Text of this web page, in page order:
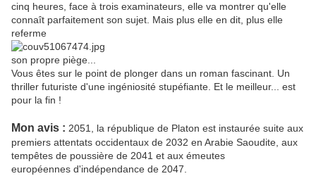
cinq heures, face à trois examinateurs, elle va montrer qu'elle
connaît parfaitement son sujet. Mais plus elle en dit, plus elle
referme
son propre piège...
Vous êtes sur le point de plonger dans un roman fascinant. Un
thriller futuriste d'une ingéniosité stupéfiante. Et le meilleur... est
pour la fin !
Mon avis : 2051, la république de Platon est instaurée suite aux
premiers attentats occidentaux de 2032 en Arabie Saoudite, aux
tempêtes de poussière de 2041 et aux émeutes
européennes d'indépendance de 2047.